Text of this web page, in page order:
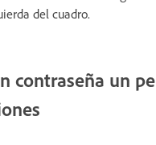
del cuadro.
contraseña un